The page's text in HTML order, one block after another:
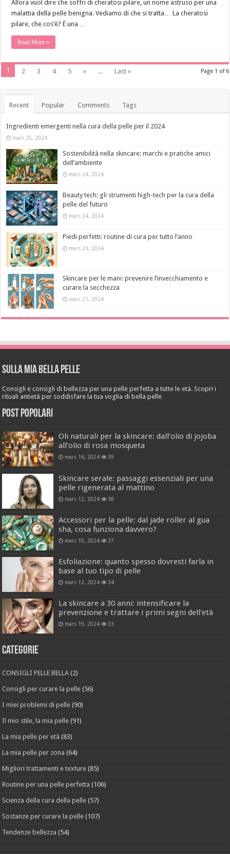
Allora vuol dire che soffri di cheratosi pilare, un nome astruso per una
malattia della pelle benigna. Vediamo di che si tratta… La cheratosi
pilare, che cos’è? È una …
Read More »
Page 1 of 6
1 2 3 4 5 » ... Last »
Recent Popular Comments Tags
Ingredienti emergenti nella cura della pelle per il 2024
mars 25, 2024
Sostenibilità nella skincare: marchi e pratiche amici
dell’ambiente
mars 24, 2024
Beauty tech: gli strumenti high-tech per la cura della
pelle del futuro
mars 24, 2024
Piedi perfetti: routine di cura per tutto l’anno
mars 23, 2024
Skincare per le mani: prevenire l’invecchiamento e
curare la secchezza
mars 21, 2024
Sulla mia bella pelle
Consigli e consigli di bellezza per una pelle perfetta a tutte le età. Scopri i
rituali antietà per soddisfare la tua voglia di bella pelle
Post popolari
Oli naturali per la skincare: dall’olio di jojoba
all’olio di rosa mosqueta
mars 16, 2024 39
Skincare serale: passaggi essenziali per una
pelle rigenerata al mattino
mars 12, 2024 38
Accessori per la pelle: dal jade roller al gua
sha, cosa funziona davvero?
mars 10, 2024 37
Esfoliazione: quanto spesso dovresti farla in
base al tuo tipo di pelle
mars 12, 2024 34
La skincare a 30 anni: intensificare la
prevenzione e trattare i primi segni dell’età
mars 19, 2024 33
Categorie
CONSIGLI PELLE BELLA (2)
Consigli per curare la pelle (56)
I miei problemi di pelle (90)
Il mio stile, la mia pelle (91)
La mia pelle per età (83)
La mia pelle per zona (64)
Migliori trattamenti e texture (85)
Routine per una pelle perfetta (106)
Scienza della cura della pelle (57)
Sostanze per curare la pelle (107)
Tendenze bellezza (54)